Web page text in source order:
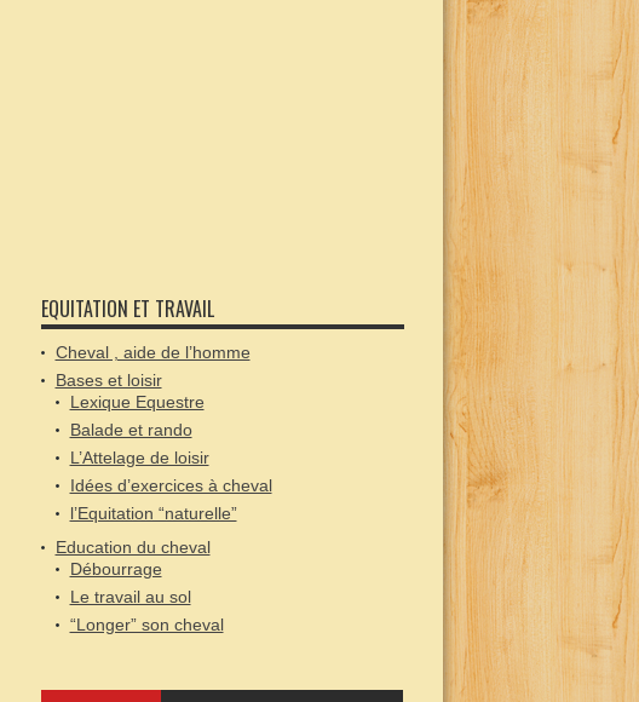
EQUITATION ET TRAVAIL
Cheval , aide de l’homme
Bases et loisir
Lexique Equestre
Balade et rando
L’Attelage de loisir
Idées d’exercices à cheval
l’Equitation “naturelle”
Education du cheval
Débourrage
Le travail au sol
“Longer” son cheval